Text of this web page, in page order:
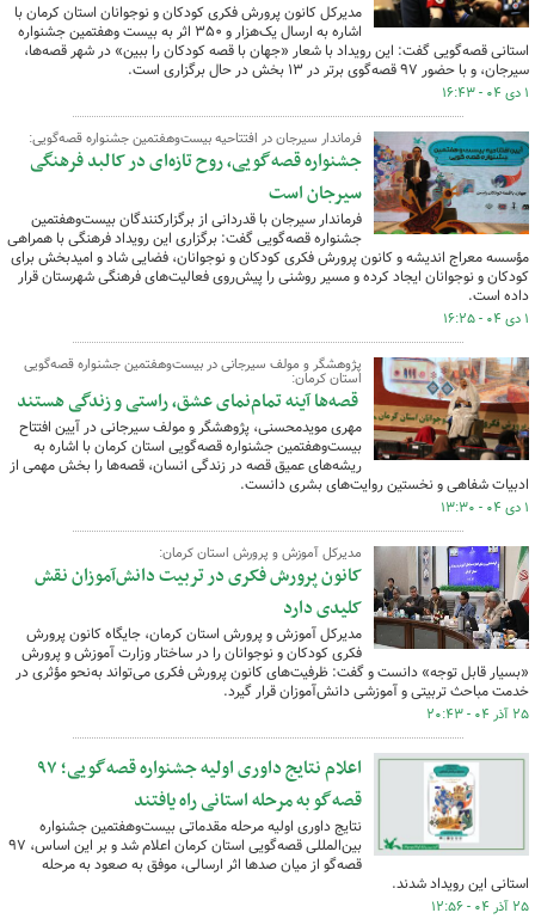
مدیرکل کانون پرورش فکری کودکان و نوجوانان استان کرمان با
اشاره به ارسال یک‌هزار و ۳۵۰ اثر به بیست‌ وهفتمین جشنواره
استانی قصه‌گویی گفت: این رویداد با شعار «جهان با قصه کودکان را ببین» در شهر قصه‌ها،
سیرجان، و با حضور ۹۷ قصه‌گوی برتر در ۱۳ بخش در حال برگزاری است.
۱ دی ۰۴ - ۱۶:۴۳
فرماندار سیرجان در افتتاحیه بیست‌وهفتمین جشنواره قصه‌گویی:
جشنواره قصه‌گویی، روح تازه‌ای در کالبد فرهنگی
سیرجان است
فرماندار سیرجان با قدردانی از برگزارکنندگان بیست‌وهفتمین
جشنواره قصه‌گویی گفت: برگزاری این رویداد فرهنگی با همراهی
مؤسسه معراج اندیشه و کانون پرورش فکری کودکان و نوجوانان، فضایی شاد و امیدبخش برای
کودکان و نوجوانان ایجاد کرده و مسیر روشنی را پیش‌روی فعالیت‌های فرهنگی شهرستان قرار
داده است.
۱ دی ۰۴ - ۱۶:۲۵
پژوهشگر و مولف سیرجانی در بیست‌وهفتمین جشنواره قصه‌گویی
استان کرمان:
قصه‌ها آینه تمام‌نمای عشق، راستی و زندگی هستند
مهری مویدمحسنی، پژوهشگر و مولف سیرجانی در آیین افتتاح
بیست‌وهفتمین جشنواره قصه‌گویی استان کرمان با اشاره به
ریشه‌های عمیق قصه در زندگی انسان، قصه‌ها را بخش مهمی از
ادبیات شفاهی و نخستین روایت‌های بشری دانست.
۱ دی ۰۴ - ۱۳:۳۰
مدیرکل آموزش و پرورش استان کرمان:
کانون پرورش فکری در تربیت دانش‌آموزان نقش
کلیدی دارد
مدیرکل آموزش و پرورش استان کرمان، جایگاه کانون پرورش
فکری کودکان و نوجوانان را در ساختار وزارت آموزش و پرورش
«بسیار قابل توجه» دانست و گفت: ظرفیت‌های کانون پرورش فکری می‌تواند به‌نحو مؤثری در
خدمت مباحث تربیتی و آموزشی دانش‌آموزان قرار گیرد.
۲۵ آذر ۰۴ - ۲۰:۴۳
اعلام نتایج داوری اولیه جشنواره قصه‌گویی؛ ۹۷
قصه‌گو به مرحله استانی راه یافتند
نتایج داوری اولیه مرحله مقدماتی بیست‌وهفتمین جشنواره
بین‌المللی قصه‌گویی استان کرمان اعلام شد و بر این اساس، ۹۷
قصه‌گو از میان صدها اثر ارسالی، موفق به صعود به مرحله
استانی این رویداد شدند.
۲۵ آذر ۰۴ - ۱۲:۵۶